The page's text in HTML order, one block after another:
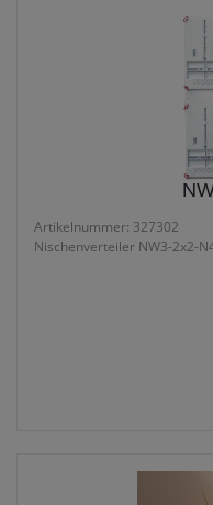
Artikelnummer: 327302
Nischenverteiler NW3-2x2-